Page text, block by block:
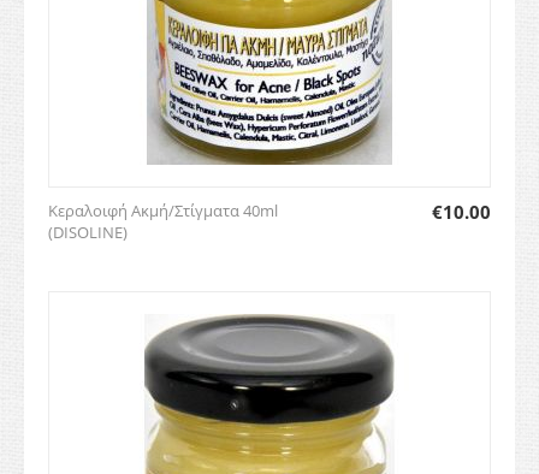
Κεραλοιφή Ακμή/Στίγματα 40ml
(DISOLINE)
€10.00